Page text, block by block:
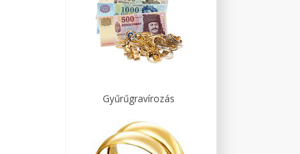
Gyűrűgravírozás